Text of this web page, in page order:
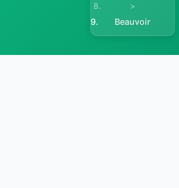
>
Beauvoir